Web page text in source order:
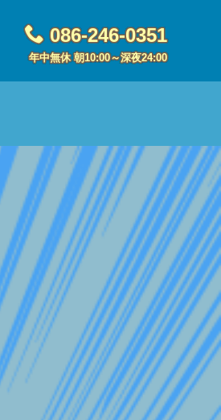
086-246-0351
年中無休 朝10:00～深夜24:00